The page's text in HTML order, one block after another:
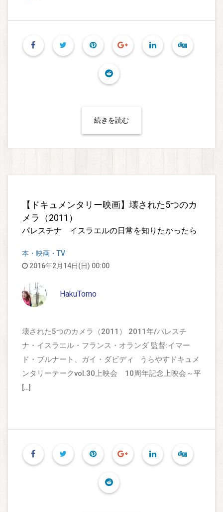
続きを読む
【ドキュメンタリー映画】壊された5つのカ
メラ（2011）
パレスチナ イスラエルの日常を知りたかったら
本・映画・TV
2016年2月14日(日) 00:00
HakuTomo
壊された5つのカメラ（2011） 2011年/パレスチ
ナ・イスラエル・フランス・オランダ 監督:イマー
ド・ブルナート、ガイ・ダビディ うらやすドキュメ
ンタリーテークvol.30上映会 10周年記念上映会～平
[…]